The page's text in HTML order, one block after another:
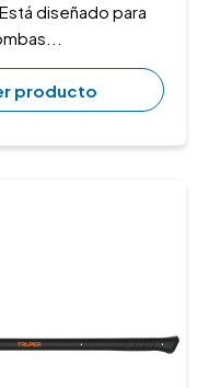
diseñado para
producto